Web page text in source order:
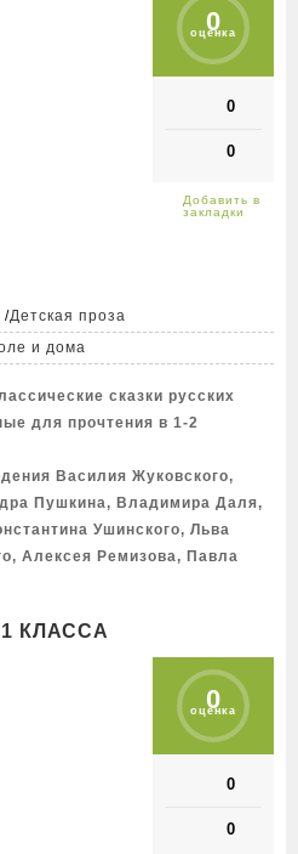
0
оценка
0
0
/Детская проза
и дома
сказки русских
для прочтения в 1-2
Василия Жуковского,
Пушкина, Владимира Даля,
Ушинского, Льва
Алексея Ремизова, Павла
КЛАССА
0
оценка
0
0